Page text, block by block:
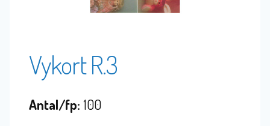
Vykort R.3
Antal/fp: 100